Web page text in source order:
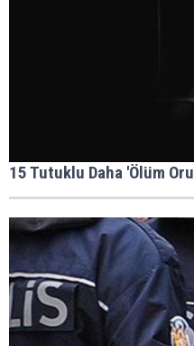
15 Tutuklu Daha 'Ölüm